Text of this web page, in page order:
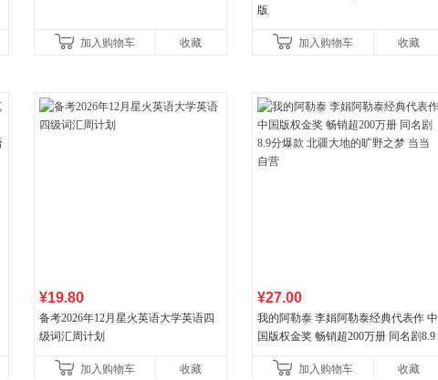
加入购物车 收藏
版
加入购物车 收藏
¥19.80
备考2026年12月星火英语大学英语四
级词汇周计划
加入购物车 收藏
¥27.00
我的阿勒泰 李娟阿勒泰经典代表作 中
国版权金奖 畅销超200万册 同名剧8.9
加入购物车
收藏